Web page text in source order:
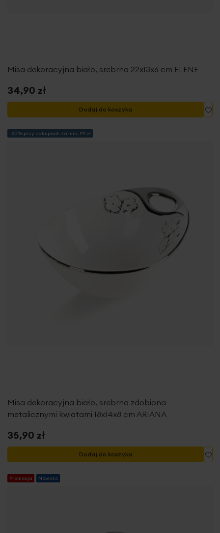
Misa dekoracyjna biało, srebrna 22x13x6 cm ELENE
34,90 zł
Dodaj do koszyka
-20% przy zakupach za min. 99 zł
Misa dekoracyjna biało, srebrna zdobiona
metalicznymi kwiatami 18x14x8 cm ARIANA
35,90 zł
Dodaj do koszyka
Promocja Nowość